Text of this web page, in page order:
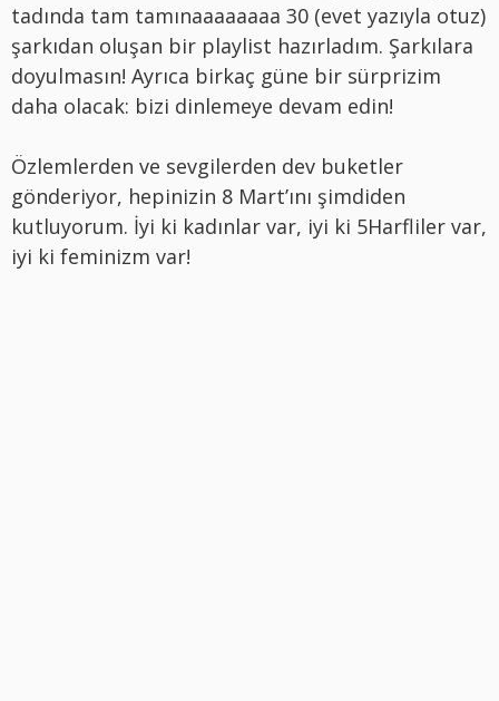
tadında tam tamınaaaaaaaa 30 (evet yazıyla otuz)
şarkıdan oluşan bir playlist hazırladım. Şarkılara
doyulmasın! Ayrıca birkaç güne bir sürprizim
daha olacak: bizi dinlemeye devam edin!
Özlemlerden ve sevgilerden dev buketler
gönderiyor, hepinizin 8 Mart’ını şimdiden
kutluyorum. İyi ki kadınlar var, iyi ki 5Harfliler var,
iyi ki feminizm var!